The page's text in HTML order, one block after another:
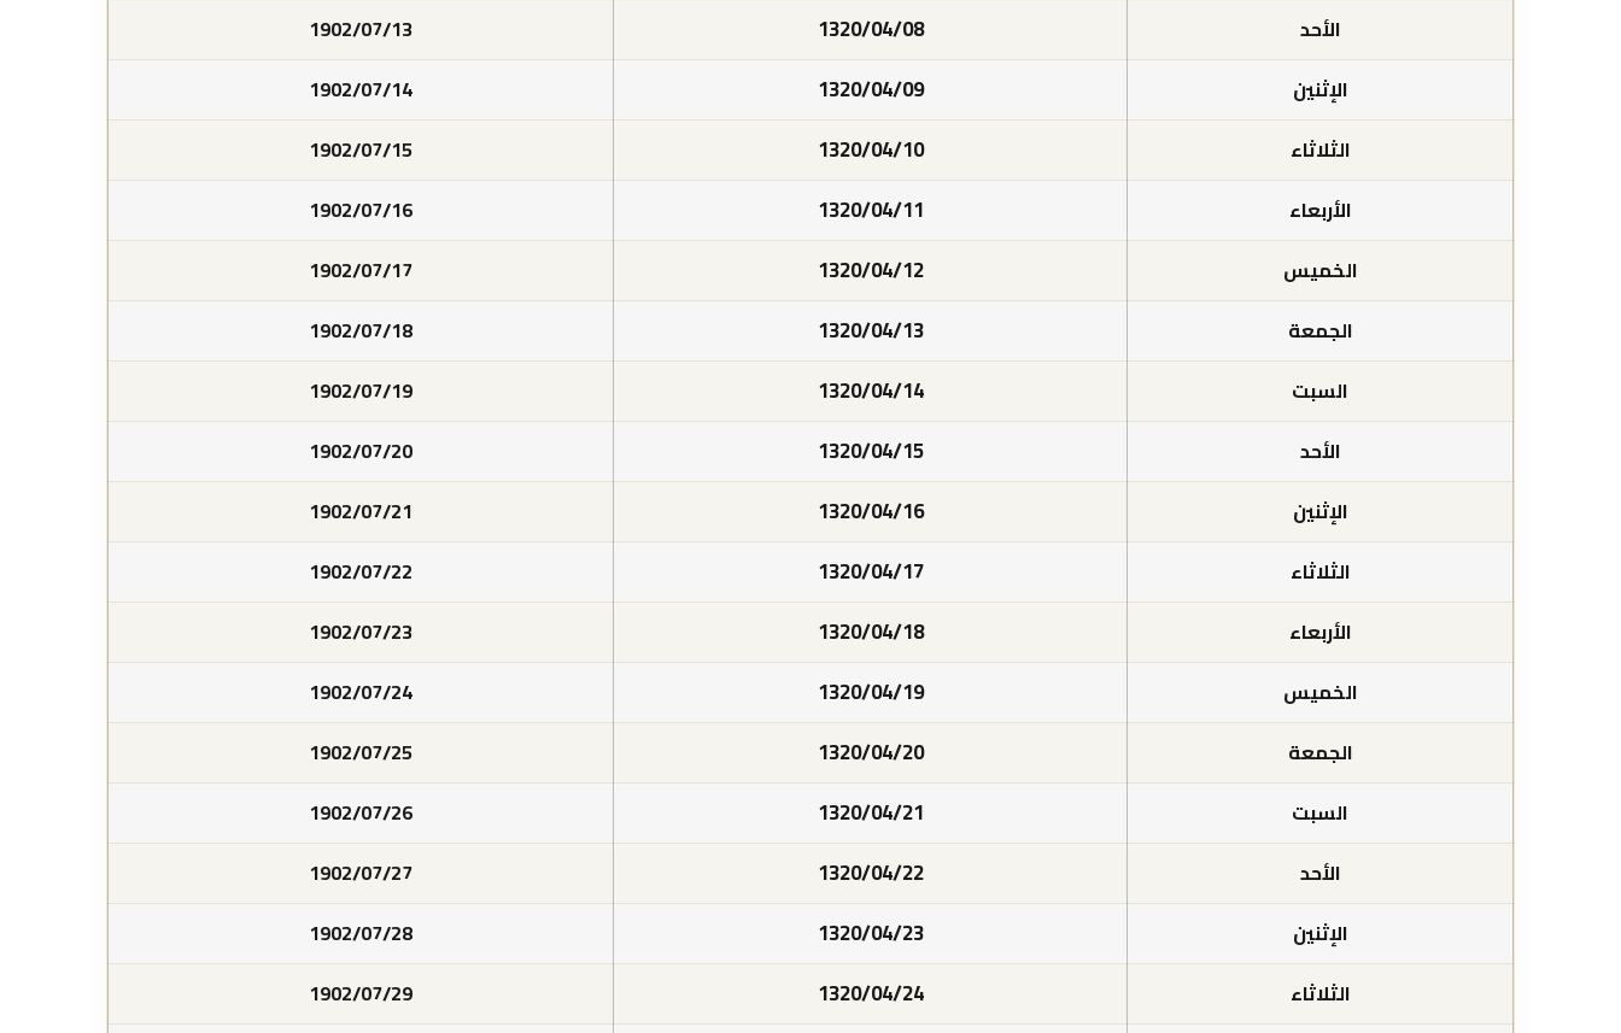
الأحد
1320/04/08
1902/07/13
الإثنين
1320/04/09
1902/07/14
الثلاثاء
1320/04/10
1902/07/15
الأربعاء
1320/04/11
1902/07/16
الخميس
1320/04/12
1902/07/17
الجمعة
1320/04/13
1902/07/18
السبت
1320/04/14
1902/07/19
الأحد
1320/04/15
1902/07/20
الإثنين
1320/04/16
1902/07/21
الثلاثاء
1320/04/17
1902/07/22
الأربعاء
1320/04/18
1902/07/23
الخميس
1320/04/19
1902/07/24
الجمعة
1320/04/20
1902/07/25
السبت
1320/04/21
1902/07/26
الأحد
1320/04/22
1902/07/27
الإثنين
1320/04/23
1902/07/28
الثلاثاء
1320/04/24
1902/07/29